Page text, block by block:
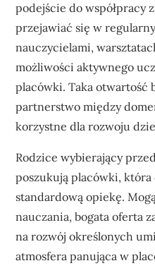
podejście do współpracy
przejawiać się w
nauczycielami,
możliwości aktywnego
placówki. Taka otwartość
partnerstwo między
korzystne dla rozwoju
Rodzice wybierający
poszukują placówki,
standardową opiekę.
nauczania, bogata oferta
na rozwój określonych
atmosfera panująca w